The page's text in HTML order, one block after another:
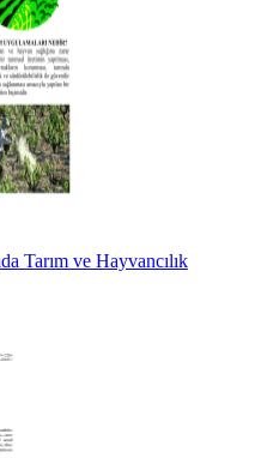
Tarım ve Hayvancılık